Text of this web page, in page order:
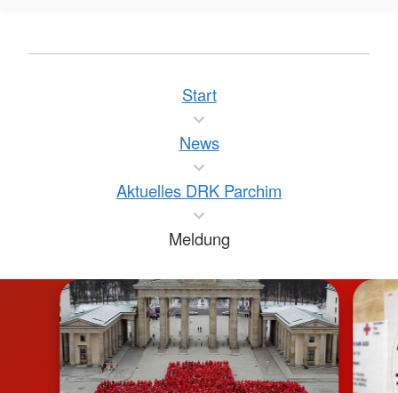
Start
News
Aktuelles DRK Parchim
Meldung